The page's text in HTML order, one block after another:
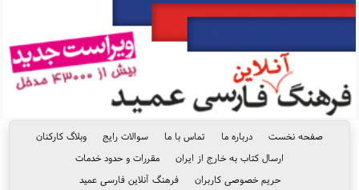
صفحه نخست درباره ما تماس با ما سوالات رایج
وبلاگ کارکنان
ارسال کتاب به خارج از ایران
مقررات و حدود خدمات
حریم خصوصی کاربران
فرهنگ آنلاین فارسی عمید